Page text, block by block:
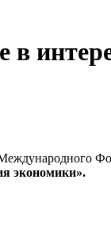
экономики».